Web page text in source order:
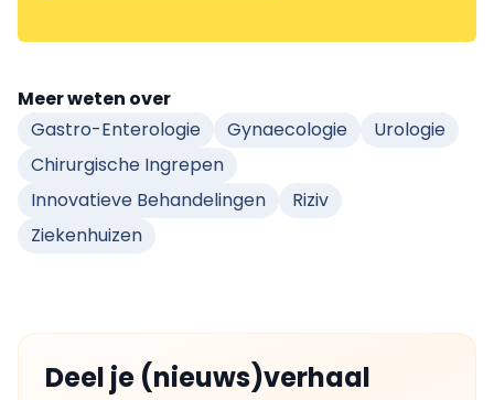
Meer weten over
Gastro-Enterologie
Gynaecologie
Urologie
Chirurgische Ingrepen
Innovatieve Behandelingen
Riziv
Ziekenhuizen
Deel je (nieuws)verhaal